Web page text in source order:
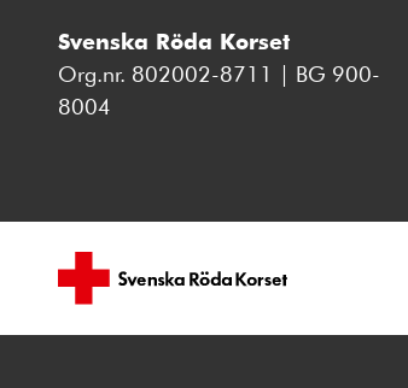
Svenska Röda Korset
Org.nr. 802002-8711 | BG 900-
8004